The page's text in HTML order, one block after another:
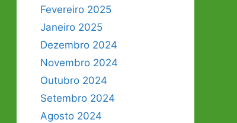
Fevereiro 2025
Janeiro 2025
Dezembro 2024
Novembro 2024
Outubro 2024
Setembro 2024
Agosto 2024